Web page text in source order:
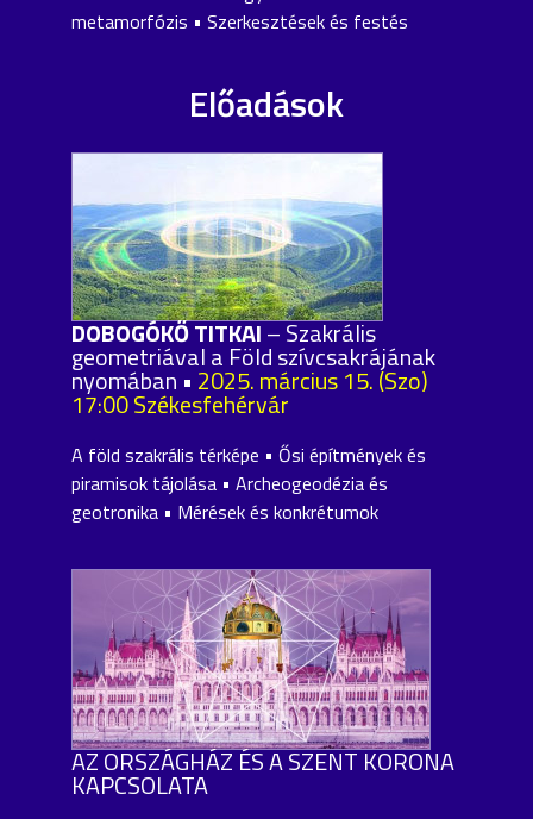
metamorfózis • Szerkesztések és festés
Előadások
DOBOGÓKŐ TITKAI– Szakrális
geometriával a Föld szívcsakrájának
nyomában • 2025. március 15. (Szo)
17:00 Székesfehérvár
A föld szakrális térképe • Ősi építmények és
piramisok tájolása • Archeogeodézia és
geotronika • Mérések és konkrétumok
AZ ORSZÁGHÁZ ÉS A SZENT KORONA
KAPCSOLATA